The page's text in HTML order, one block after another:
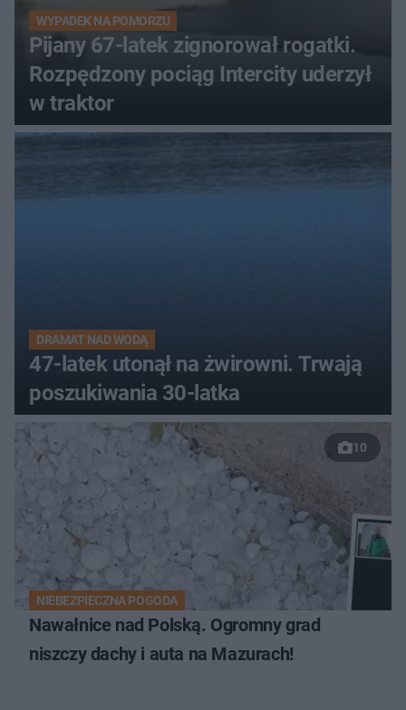
WYPADEK NA POMORZU
Pijany 67-latek zignorował rogatki.
Rozpędzony pociąg Intercity uderzył
w traktor
DRAMAT NAD WODĄ
47-latek utonął na żwirowni. Trwają
poszukiwania 30-latka
10
NIEBEZPIECZNA POGODA
Nawałnice nad Polską. Ogromny grad
niszczy dachy i auta na Mazurach!